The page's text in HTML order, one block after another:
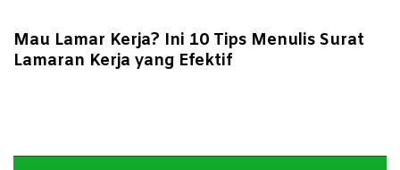
Mau Lamar Kerja? Ini 10 Tips Menulis Surat
Lamaran Kerja yang Efektif